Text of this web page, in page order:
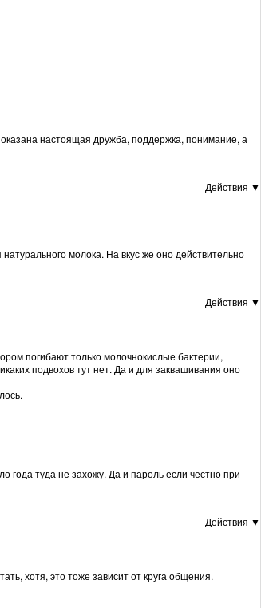
настоящая дружба, поддержка, понимание, а
Действия ▼
молока. На вкус же оно действительно
Действия ▼
погибают только молочнокислые бактерии,
подвохов тут нет. Да и для заквашивания оно
года туда не захожу. Да и пароль если честно при
Действия ▼
хотя, это тоже зависит от круга общения.